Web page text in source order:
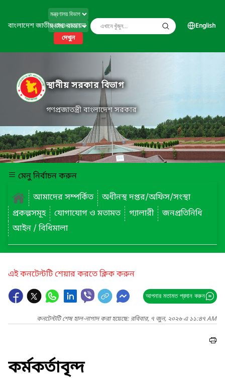
বাংলাদেশ জাতীয় তথ্য বাতায়ন
দেখুন
English
স্থানীয় সরকার বিভাগ
গণপ্রজাতন্ত্রী বাংলাদেশ সরকার
মেনু নির্বাচন করুন
আমাদের সম্পর্কিত
অধীনস্থ দপ্তর/অফিস/সংস্থা
প্রকল্পসমূহ
যোগাযোগ ও মতামত গ্যালারী
জনপ্রতিনিধি
আইন / বিধিমালা
এই কনটেন্টটি শেয়ার করতে ক্লিক করুন
আপনার মতামত প্রদান করুন
কনটেন্টটি শেষ হাল-নাগাদ করা হয়েছে: রবিবার, ৭ জুন, ২০২৬ এ ১১:৪৭ AM
কর্মকর্তাবৃন্দ